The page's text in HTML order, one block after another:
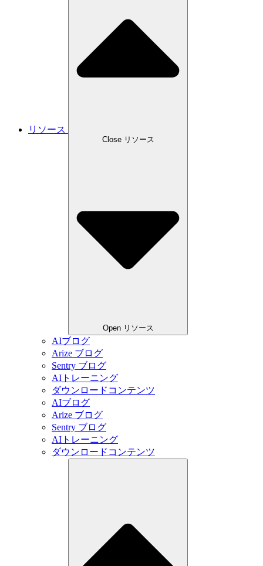
リソース
Close リソース
Open リソース
AIブログ
Arize ブログ
Sentry ブログ
AIトレーニング
ダウンロードコンテンツ
AIブログ
Arize ブログ
Sentry ブログ
AIトレーニング
ダウンロードコンテンツ